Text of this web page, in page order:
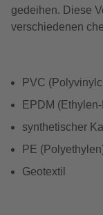
gedeihen. Diese
verschiedenen
PVC
EPDM
synthetischer
PE
Geotextil